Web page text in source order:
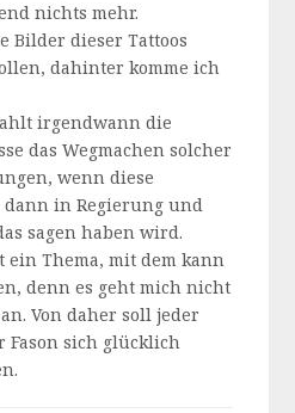
nichts mehr.
Bilder dieser Tattoos
dahinter komme ich
irgendwann die
das Wegmachen solcher
wenn diese
dann in Regierung und
sagen haben wird.
ein Thema, mit dem kann
denn es geht mich nicht
Von daher soll jeder
Fason sich glücklich